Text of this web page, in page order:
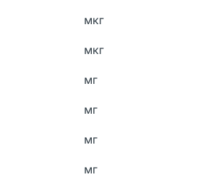
мкг
мкг
мг
мг
мг
мг